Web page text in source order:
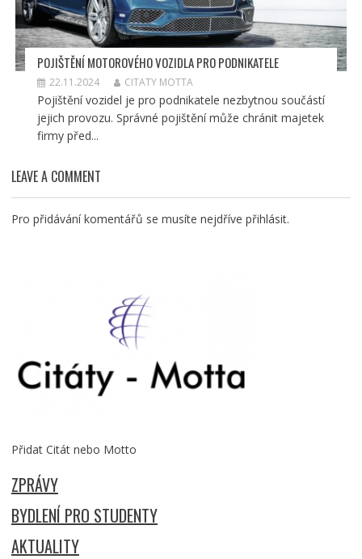
POJIŠTĚNÍ MOTOROVÉHO VOZIDLA PRO PODNIKATELE
22.11.2024 CITATY MOTTA
Pojištění vozidel je pro podnikatele nezbytnou součástí
jejich provozu. Správné pojištění může chránit majetek
firmy před...
LEAVE A COMMENT
Pro přidávání komentářů se musíte nejdříve přihlásit.
Přidat Citát nebo Motto
ZPRÁVY
BYDLENÍ PRO STUDENTY
AKTUALITY